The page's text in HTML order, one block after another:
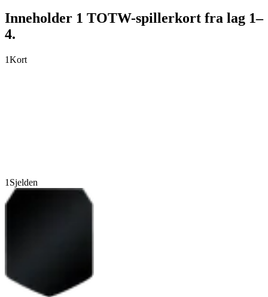
Inneholder 1 TOTW-spillerkort fra lag 1–
4.
1Kort
1 Sjelden